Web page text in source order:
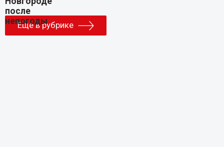
Еще в рубрике